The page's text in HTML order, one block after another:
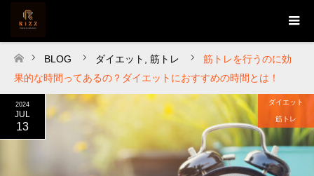
ホーム
BLOG ダイエット 筋トレ
筋トレを行うのに効
果的な時間ってあるの？ダイエットにおすすめの時間とは！
2024
JUL
13
ダイエット
筋トレ